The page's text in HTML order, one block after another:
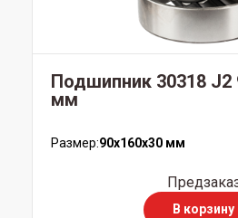
Подшипник 30318 J2
мм
Размер:90x160x30 мм
В корзину